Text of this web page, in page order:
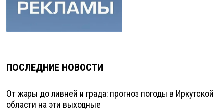
ПОСЛЕДНИЕ НОВОСТИ
От жары до ливней и града: прогноз погоды в Иркутской
области на эти выходные